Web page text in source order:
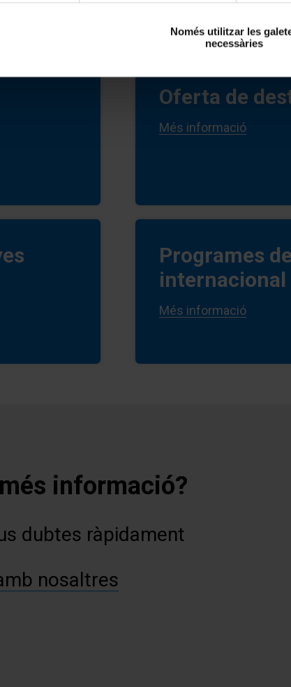
Només utilitzar les
necessàries
Oferta de
Més informació
Programes
internacional
Més informació
informació?
dubtes ràpidament
nosaltres